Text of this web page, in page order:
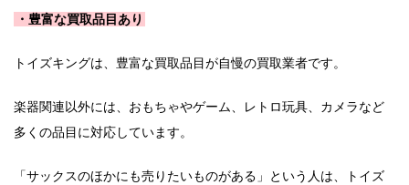
・豊富な買取品目あり
トイズキングは、豊富な買取品目が自慢の買取業者です。
楽器関連以外には、おもちゃやゲーム、レトロ玩具、カメラなど
多くの品目に対応しています。
「サックスのほかにも売りたいものがある」という人は、トイズ